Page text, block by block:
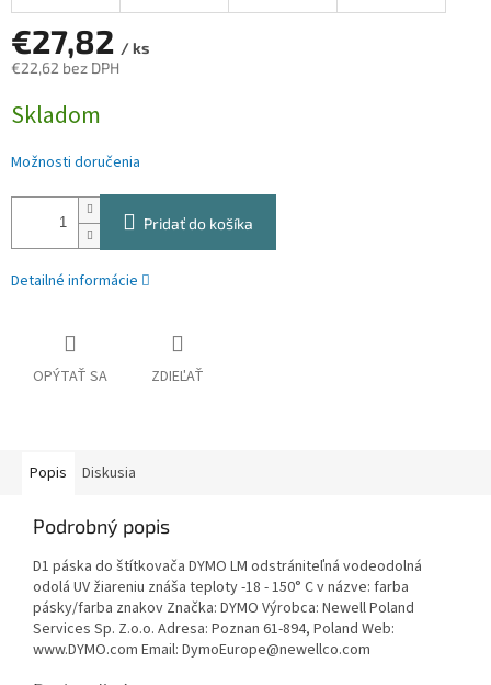
€27,82 / ks
€22,62 bez DPH
cena:
Skladom
Možnosti doručenia
Pridať do košíka
Detailné informácie
OPÝTAŤ SA ZDIEĽAŤ
Popis Diskusia
Podrobný popis
D1 páska do štítkovača DYMO LM odstrániteľná vodeodolná
odolá UV žiareniu znáša teploty -18 - 150° C v názve: farba
pásky/farba znakov Značka: DYMO Výrobca: Newell Poland
Services Sp. Z.o.o. Adresa: Poznan 61-894, Poland Web:
www.DYMO.com Email: DymoEurope@newellco.com